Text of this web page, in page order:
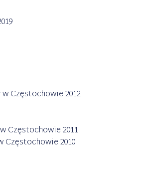
Częstochowie 2012
Częstochowie 2011
2010